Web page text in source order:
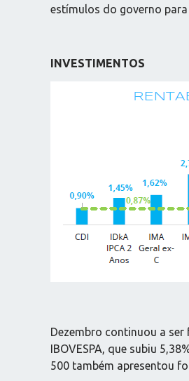
estímulos do governo
INVESTIMENTOS
Dezembro continuou a
IBOVESPA, que subiu
500 também apresentou